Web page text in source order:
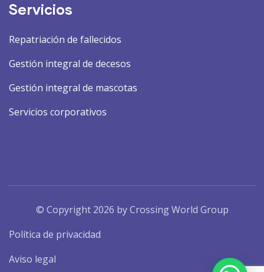
Servicios
Repatriación de fallecidos
Gestión integral de decesos
Gestión integral de mascotas
Servicios corporativos
© Copyright 2026 by Crossing World Group
Política de privacidad
Aviso legal